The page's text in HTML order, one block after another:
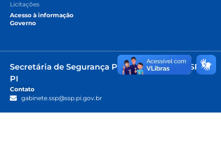
Licitações
Acesso à informação
Governo
Secretária de Segurança Pública do Piauí | SSP -
PI
Contato
gabinete.ssp@ssp.pi.gov.br